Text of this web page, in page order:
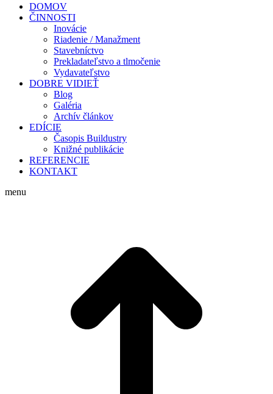
DOMOV
ČINNOSTI
Inovácie
Riadenie / Manažment
Stavebníctvo
Prekladateľstvo a tlmočenie
Vydavateľstvo
DOBRE VIDIEŤ
Blog
Galéria
Archív článkov
EDÍCIE
Časopis Buildustry
Knižné publikácie
REFERENCIE
KONTAKT
menu